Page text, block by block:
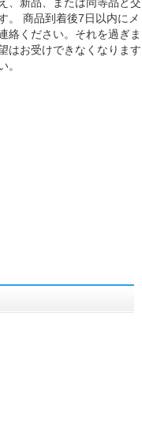
、新品、または同等品と交
。 商品到着後7日以内にメ
絡ください。それを過ぎま
はお受けできなくなります
。